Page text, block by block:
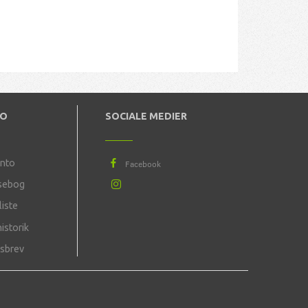
SOCIALE MEDIER